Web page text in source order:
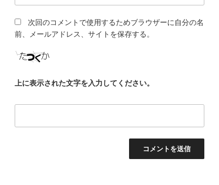
次回のコメントで使用するためブラウザーに自分の名
前、メールアドレス、サイトを保存する。
上に表示された文字を入力してください。